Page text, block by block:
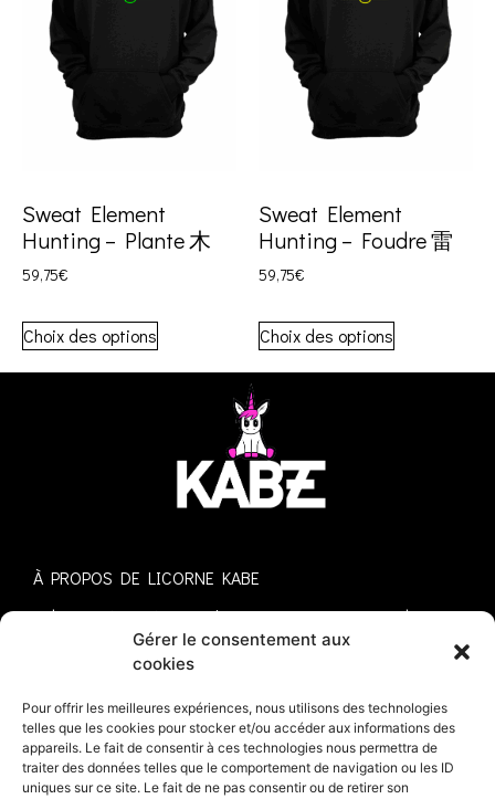
Gérer le consentement aux
cookies
Pour offrir les meilleures expériences, nous utilisons des technologies
telles que les cookies pour stocker et/ou accéder aux informations des
appareils. Le fait de consentir à ces technologies nous permettra de
traiter des données telles que le comportement de navigation ou les ID
uniques sur ce site. Le fait de ne pas consentir ou de retirer son
Sweat Element
Hunting – Plante 木
59,75€
Choix des options
Sweat Element
Hunting – Foudre 雷
59,75€
Choix des options
À PROPOS DE LICORNE KABE
Kabe représenté par sa licorne, est une marque de
vêtement et d’accessoires indépendante française
lancée le 5 septembre 2022.
Cependant, même s’il s’agit d’une marque, la licorne
Kabe a vu le jour dans l’art urbain et évolue en tant que
symbole du street art.